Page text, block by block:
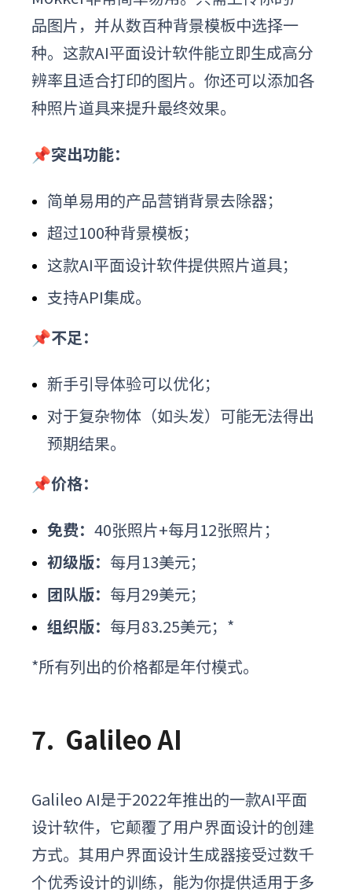
品图片，并从数百种背景模板中选择一
种。这款AI平面设计软件能立即生成高分
辨率且适合打印的图片。你还可以添加各
种照片道具来提升最终效果。
📌突出功能：
简单易用的产品营销背景去除器；
超过100种背景模板；
这款AI平面设计软件提供照片道具；
支持API集成。
📌不足：
新手引导体验可以优化；
对于复杂物体（如头发）可能无法得出
预期结果。
📌价格：
免费： 40张照片+每月12张照片；
初级版： 每月13美元；
团队版： 每月29美元；
组织版： 每月83.25美元；*
*所有列出的价格都是年付模式。
7. Galileo AI
Galileo AI是于2022年推出的一款AI平面
设计软件，它颠覆了用户界面设计的创建
方式。其用户界面设计生成器接受过数千
个优秀设计的训练，能为你提供适用于多